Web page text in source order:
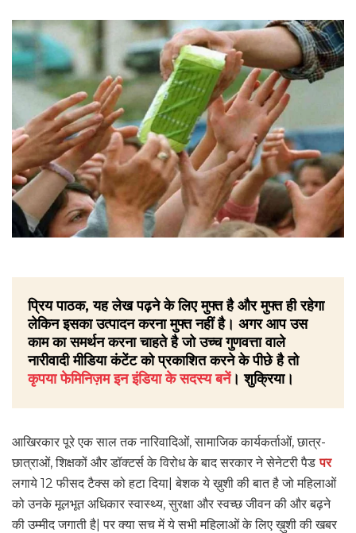
प्रिय पाठक, यह लेख पढ़ने के लिए मुफ्त है और मुफ्त ही रहेगा
लेकिन इसका उत्पादन करना मुफ्त नहीं है। अगर आप उस
काम का समर्थन करना चाहते है जो उच्च गुणवत्ता वाले
नारीवादी मीडिया कंटेंट को प्रकाशित करने के पीछे है तो
कृपया फेमिनिज़म इन इंडिया के सदस्य बनें। शुक्रिया।
आखिरकार पूरे एक साल तक नारिवादिओं, सामाजिक कार्यकर्ताओं, छात्र-
छात्राओं, शिक्षकों और डॉक्टर्स के विरोध के बाद सरकार ने सेनेटरी पैड पर
लगाये 12 फीसद टैक्स को हटा दिया| बेशक ये ख़ुशी की बात है जो महिलाओं
को उनके मूलभूत अधिकार स्वास्थ्य, सुरक्षा और स्वच्छ जीवन की और बढ़ने
की उम्मीद जगाती है| पर क्या सच में ये सभी महिलाओं के लिए ख़ुशी की खबर